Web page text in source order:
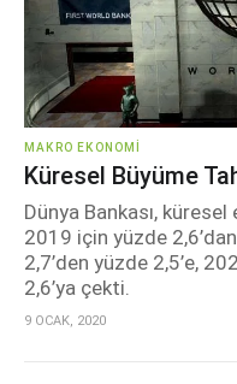
MAKRO EKONOMI
Küresel Büyüme
Dünya Bankası,
2019 için yüzde
2,7’den yüzde 2,5’e,
2,6’ya çekti.
9 OCAK, 2020